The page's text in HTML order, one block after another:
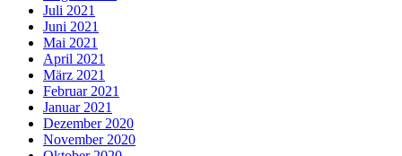
Juli 2021
Juni 2021
Mai 2021
April 2021
März 2021
Februar 2021
Januar 2021
Dezember 2020
November 2020